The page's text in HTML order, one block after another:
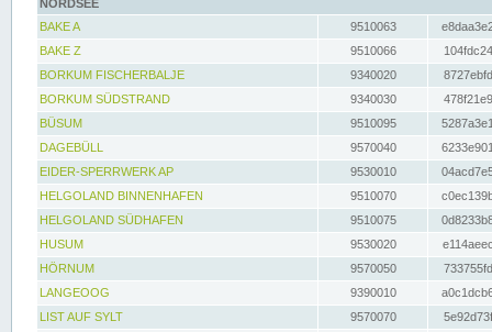
NORDSEE
BAKE A
9510063
BAKE Z
9510066
BORKUM FISCHERBALJE
9340020
BORKUM SÜDSTRAND
9340030
BÜSUM
9510095
DAGEBÜLL
9570040
EIDER-SPERRWERK AP
9530010
HELGOLAND BINNENHAFEN
9510070
HELGOLAND SÜDHAFEN
9510075
HUSUM
9530020
HÖRNUM
9570050
LANGEOOG
9390010
LIST AUF SYLT
9570070